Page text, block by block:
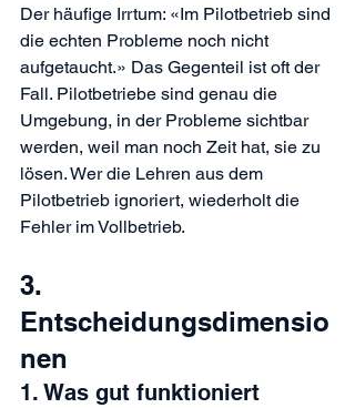
Der häufige Irrtum: «Im Pilotbetrieb sind
die echten Probleme noch nicht
aufgetaucht.» Das Gegenteil ist oft der
Fall. Pilotbetriebe sind genau die
Umgebung, in der Probleme sichtbar
werden, weil man noch Zeit hat, sie zu
lösen. Wer die Lehren aus dem
Pilotbetrieb ignoriert, wiederholt die
Fehler im Vollbetrieb.
3.
Entscheidungsdimensio
nen
1. Was gut funktioniert